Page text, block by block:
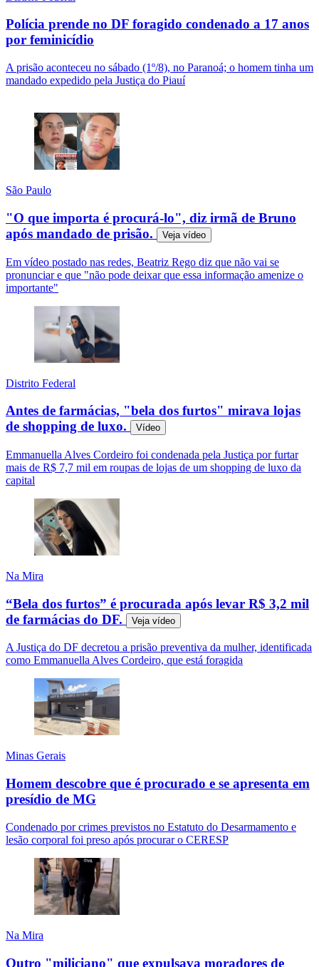
Polícia prende no DF foragido condenado a 17 anos
por feminicídio
A prisão aconteceu no sábado (1º/8), no Paranoá; o homem tinha um
mandado expedido pela Justiça do Piauí
São Paulo
"O que importa é procurá-lo", diz irmã de Bruno
após mandado de prisão.
Veja vídeo
Em vídeo postado nas redes, Beatriz Rego diz que não vai se
pronunciar e que "não pode deixar que essa informação amenize o
importante"
Distrito Federal
Antes de farmácias, "bela dos furtos" mirava lojas
de shopping de luxo.
Vídeo
Emmanuella Alves Cordeiro foi condenada pela Justiça por furtar
mais de R$ 7,7 mil em roupas de lojas de um shopping de luxo da
capital
Na Mira
“Bela dos furtos” é procurada após levar R$ 3,2 mil
de farmácias do DF.
Veja vídeo
A Justiça do DF decretou a prisão preventiva da mulher, identificada
como Emmanuella Alves Cordeiro, que está foragida
Minas Gerais
Homem descobre que é procurado e se apresenta em
presídio de MG
Condenado por crimes previstos no Estatuto do Desarmamento e
lesão corporal foi preso após procurar o CERESP
Na Mira
Outro "miliciano" que expulsava moradores de